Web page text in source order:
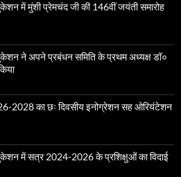
में मुंशी प्रेमचंद जी की 146वीं जयंती समारोह
ने अपने प्रबंधन समिति के प्रथम अध्यक्ष डॉ०
2028 का छः दिवसीय इनोग्रेशन सह ओरियंटेशन
में सत्र 2024-2026 के प्रशिक्षुओं का विदाई